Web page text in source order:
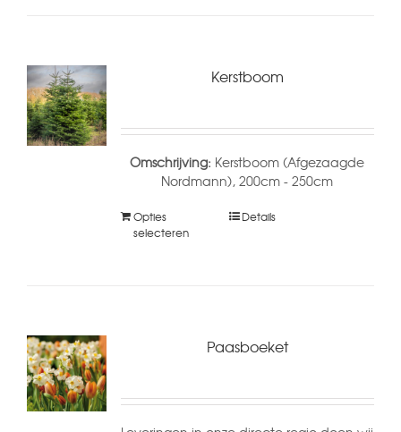
Kerstboom
Omschrijving: Kerstboom (Afgezaagde
Nordmann), 200cm - 250cm
Opties
selecteren
Details
Paasboeket